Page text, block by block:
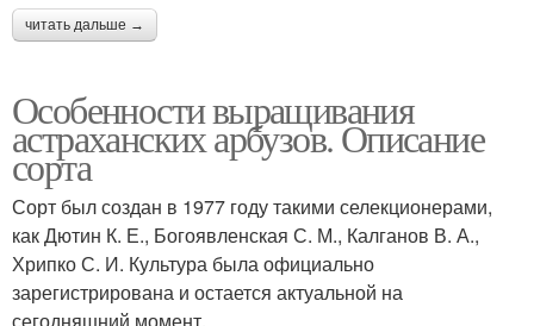
читать дальше →
Особенности выращивания
астраханских арбузов. Описание
сорта
Сорт был создан в 1977 году такими селекционерами,
как Дютин К. Е., Богоявленская С. М., Калганов В. А.,
Хрипко С. И. Культура была официально
зарегистрирована и остается актуальной на